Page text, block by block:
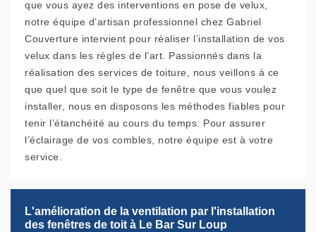
que vous ayez des interventions en pose de velux,
notre équipe d’artisan professionnel chez Gabriel
Couverture intervient pour réaliser l’installation de vos
velux dans les règles de l’art. Passionnés dans la
réalisation des services de toiture, nous veillons à ce
que quel que soit le type de fenêtre que vous voulez
installer, nous en disposons les méthodes fiables pour
tenir l’étanchéité au cours du temps. Pour assurer
l’éclairage de vos combles, notre équipe est à votre
service.
L'amélioration de la ventilation par l'installation
des fenêtres de toit à Le Bar Sur Loup